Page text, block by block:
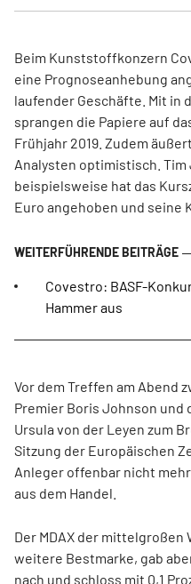
Beim Kunststoffkonzern
eine Prognoseanhebung
laufender Geschäfte. Mit in
sprangen die Papiere auf
Frühjahr 2019. Zudem
Analysten optimistisch. Tim
beispielsweise hat das
Euro angehoben und seine
Covestro: BASF-
Hammer aus
Vor dem Treffen am Abend
Premier Boris Johnson und
Ursula von der Leyen zum
Sitzung der Europäischen
Anleger offenbar nicht
aus dem Handel.
Der MDAX der
weitere Bestmarke, gab
nach und schloss mit 0,1